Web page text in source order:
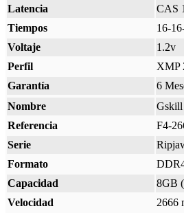
Latencia
CAS
Tiempos
16-
Voltaje
1.2v
Perfil
XMP
Garantía
6
Nombre
Gskill
Referencia
F4-
Serie
Formato
Capacidad
8GB
Velocidad
2666